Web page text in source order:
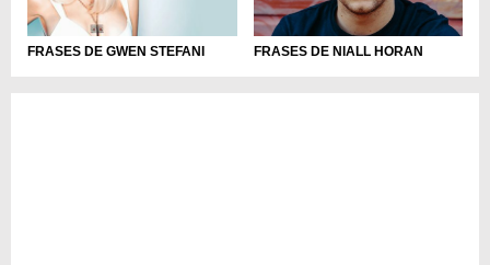
FRASES DE GWEN STEFANI FRASES DE NIALL HORAN